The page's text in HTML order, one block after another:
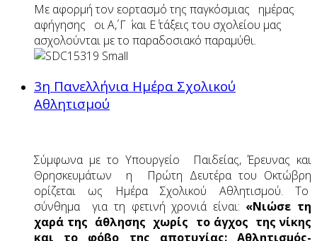
Με αφορμή τον εορτασμό της παγκόσμιας ημέρας
αφήγησης οι Α΄, Γ ΄ και Ε΄ τάξεις του σχολείου μας
ασχολούνται με το παραδοσιακό παραμύθι.
3η Πανελλήνια Ημέρα Σχολικού
Αθλητισμού
Σύμφωνα με το Υπουργείο Παιδείας, Έρευνας και
Θρησκευμάτων η Πρώτη Δευτέρα του Οκτώβρη
ορίζεται ως Ημέρα Σχολικού Αθλητισμού. Το
σύνθημα για τη φετινή χρονιά είναι: «Νιώσε τη
χαρά της άθλησης χωρίς το άγχος της νίκης
και το φόβο της αποτυχίας: Αθλητισμός-